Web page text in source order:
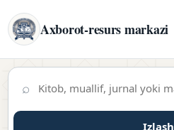
Axborot-resurs markazi
⌕
Izlash